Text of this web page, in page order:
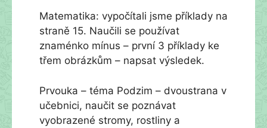
Matematika: vypočítali jsme příklady na
straně 15. Naučili se používat
znaménko mínus – první 3 příklady ke
třem obrázkům – napsat výsledek.
Prvouka – téma Podzim – dvoustrana v
učebnici, naučit se poznávat
vyobrazené stromy, rostliny a